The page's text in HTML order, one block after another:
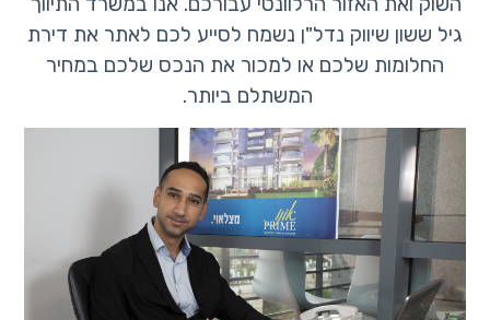
גיל ששון שיווק נדל"ן נשמח לסייע לכם לאתר את דירת
החלומות שלכם או למכור את הנכס שלכם במחיר
המשתלם ביותר.